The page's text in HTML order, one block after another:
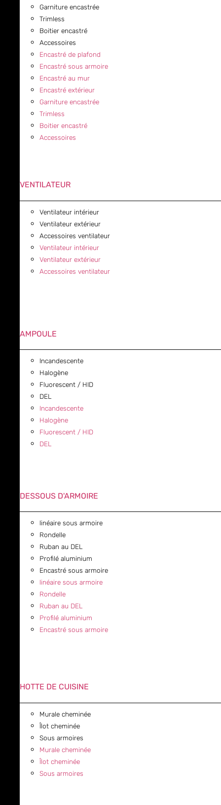
Garniture encastrée
Trimless
Boitier encastré
Accessoires
Encastré de plafond
Encastré sous armoire
Encastré au mur
Encastré extérieur
Garniture encastrée
Trimless
Boitier encastré
Accessoires
VENTILATEUR
Ventilateur intérieur
Ventilateur extérieur
Accessoires ventilateur
Ventilateur intérieur
Ventilateur extérieur
Accessoires ventilateur
AMPOULE
Incandescente
Halogène
Fluorescent / HID
DEL
Incandescente
Halogène
Fluorescent / HID
DEL
DESSOUS D'ARMOIRE
linéaire sous armoire
Rondelle
Ruban au DEL
Profilé aluminium
Encastré sous armoire
linéaire sous armoire
Rondelle
Ruban au DEL
Profilé aluminium
Encastré sous armoire
HOTTE DE CUISINE
Murale cheminée
Îlot cheminée
Sous armoires
Murale cheminée
Îlot cheminée
Sous armoires